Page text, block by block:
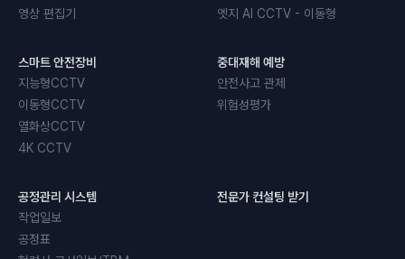
영상 편집기
엣지 AI CCTV - 이동형
스마트 안전장비
지능형CCTV
이동형CCTV
열화상CCTV
4K CCTV
중대재해 예방
안전사고 관제
위험성평가
공정관리 시스템
작업일보
공정표
전문가 컨설팅 받기